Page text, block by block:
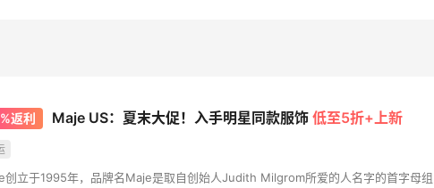
返利 Maje US：夏末大促！入手明星同款服饰 低至5折+上新
创立于1995年，​品牌名Maje是取自创始人Judith Milgrom所爱的人名字的首字母组
划算！！ 深夜美食，打卡自贡小烧烤
08月08日